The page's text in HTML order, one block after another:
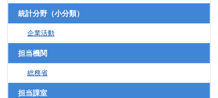
統計分野（小分類）
企業活動
担当機関
総務省
担当課室